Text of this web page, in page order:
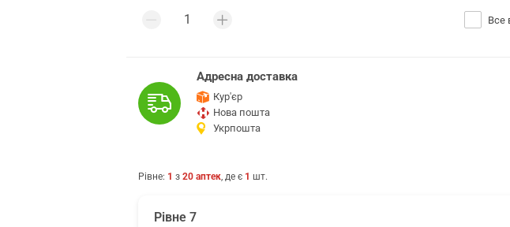
Все
Адресна доставка
Кур'єр
Нова пошта
Укрпошта
Рівне: 1 з 20 аптек, де є 1 шт.
Рівне 7